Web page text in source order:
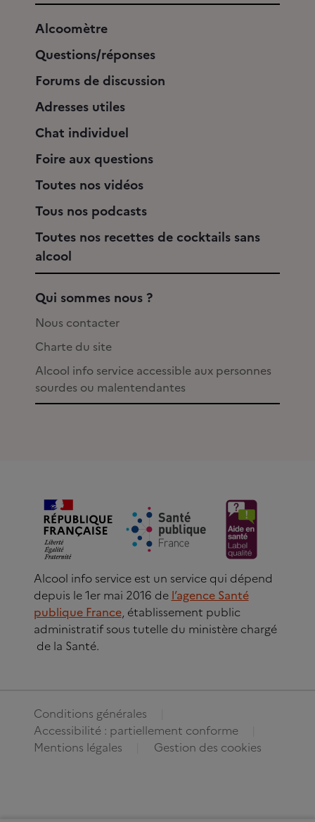
Alcoomètre
Questions/réponses
Forums de discussion
Adresses utiles
Chat individuel
Foire aux questions
Toutes nos vidéos
Tous nos podcasts
Toutes nos recettes de cocktails sans
alcool
Qui sommes nous ?
Nous contacter
Charte du site
Alcool info service accessible aux personnes
sourdes ou malentendantes
Alcool info service est un service qui dépend
depuis le 1er mai 2016 de l’agence Santé
publique France, établissement public
administratif sous tutelle du ministère chargé
de la Santé.
Conditions générales
Accessibilité : partiellement conforme
Mentions légales
Gestion des cookies